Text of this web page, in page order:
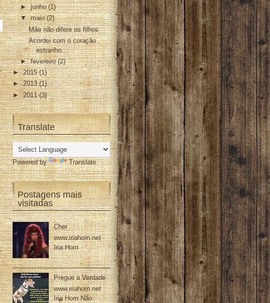
►junho(1)
▼maio(2)
Mãe não difere os filhos
Acordei com o coração
estranho....
►fevereiro(2)
►2015(1)
►2013(1)
►2011(3)
Translate
Powered by Translate
Postagens mais
visitadas
Cher
www.iriahorn.net
Iria Horn
Pregue a Verdade
www.iriahorn.net
Iria Horn Não